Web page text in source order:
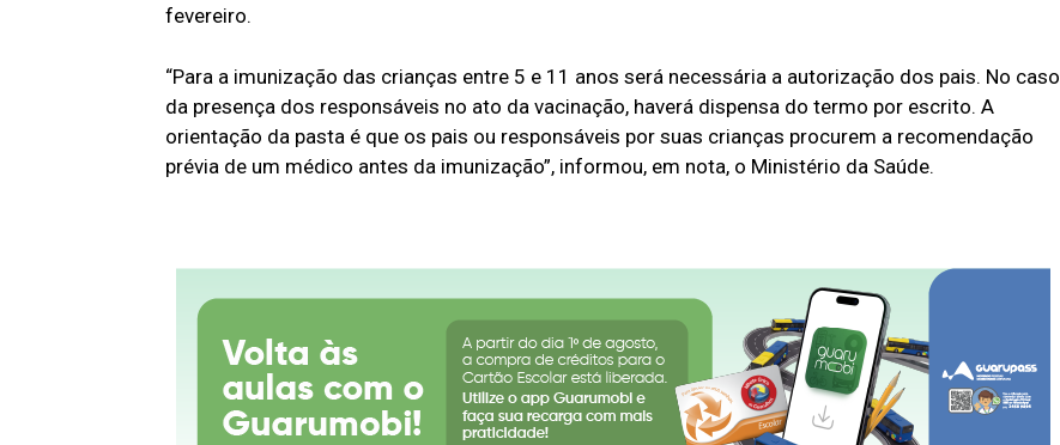
fevereiro.
“Para a imunização das crianças entre 5 e 11 anos será necessária a autorização dos pais. No caso
da presença dos responsáveis no ato da vacinação, haverá dispensa do termo por escrito. A
orientação da pasta é que os pais ou responsáveis por suas crianças procurem a recomendação
prévia de um médico antes da imunização”, informou, em nota, o Ministério da Saúde.